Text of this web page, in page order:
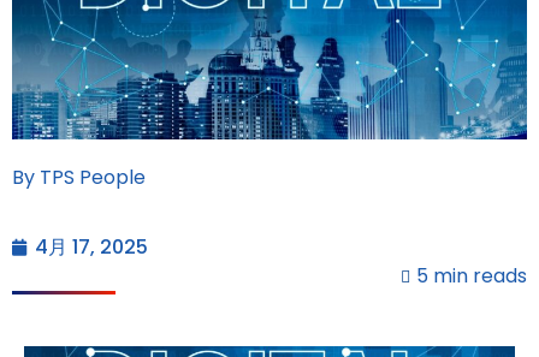
By TPS People
4月 17, 2025
5 min reads